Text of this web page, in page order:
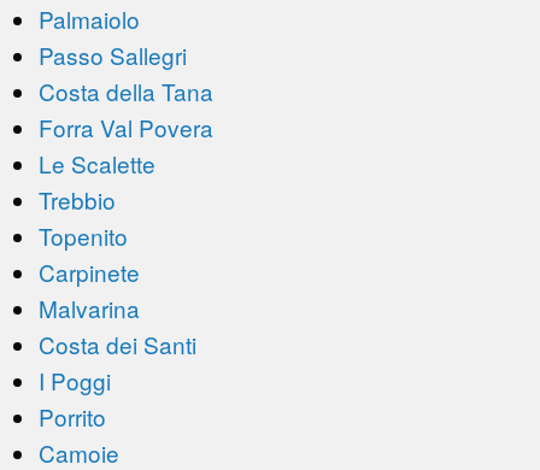
Palmaiolo
Passo Sallegri
Costa della Tana
Forra Val Povera
Le Scalette
Trebbio
Topenito
Carpinete
Malvarina
Costa dei Santi
I Poggi
Porrito
Camoie